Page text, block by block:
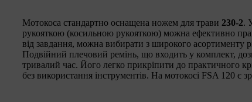
Мотокоса стандартно оснащена ножем для трави 230-2.
рукояткою (косильною рукояткою) можна ефективно
від завдання, можна вибирати з широкого асортименту
Подвійний плечовий ремінь, що входить у комплект,
тривалий час. Його легко прикріпити до практичного
без використання інструментів. На мотокосі FSA 120 є